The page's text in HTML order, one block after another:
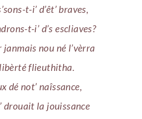
t-i’ d’êt’ braves,
t-i’ d’s escliaves?
janmais nou né l’vèrra
flieuthitha.
dé not’ naîssance,
drouait la jouissance